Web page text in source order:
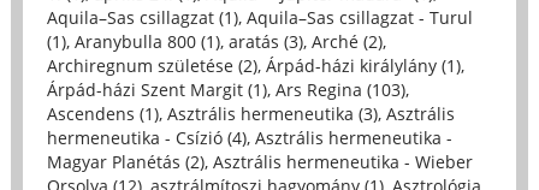
Aquila–Sas csillagzat (1), Aquila–Sas csillagzat - Turul
(1), Aranybulla 800 (1), aratás (3), Arché (2),
Archiregnum születése (2), Árpád-házi királylány (1),
Árpád-házi Szent Margit (1), Ars Regina (103),
Ascendens (1), Asztrális hermeneutika (3), Asztrális
hermeneutika - Csízió (4), Asztrális hermeneutika -
Magyar Planétás (2), Asztrális hermeneutika - Wieber